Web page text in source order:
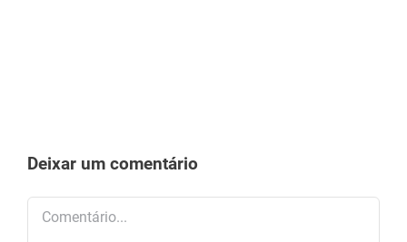
Deixar um comentário
Comentário